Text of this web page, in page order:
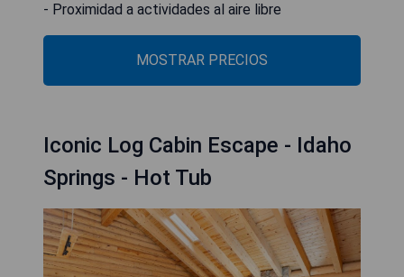
- Proximidad a actividades al aire libre
MOSTRAR PRECIOS
Iconic Log Cabin Escape - Idaho
Springs - Hot Tub